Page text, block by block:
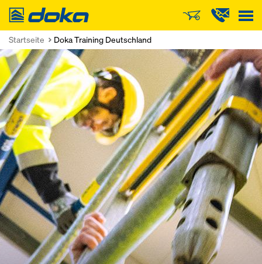
Doka
Startseite Doka Training Deutschland